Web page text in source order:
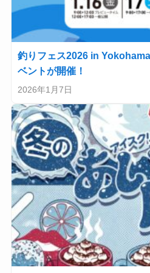
釣りフェス2026 in
ベントが開催！
2026年1月7日